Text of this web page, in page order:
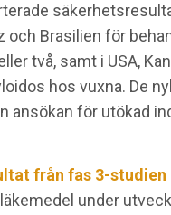
och Brasilien för
två, samt i USA,
hos vuxna. De
för utökad
från fas 3-studien
under